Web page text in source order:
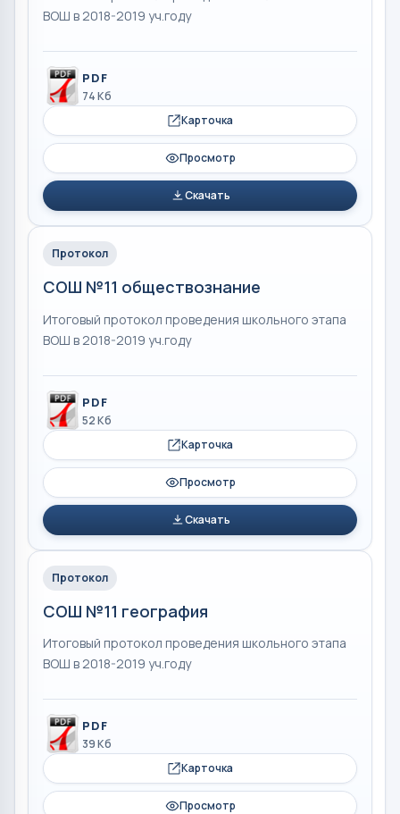
ВОШ в 2018-2019 уч.году
PDF
74 Кб
Карточка
Просмотр
Скачать
Протокол
СОШ №11 обществознание
Итоговый протокол проведения школьного этапа
ВОШ в 2018-2019 уч.году
PDF
52 Кб
Карточка
Просмотр
Скачать
Протокол
СОШ №11 география
Итоговый протокол проведения школьного этапа
ВОШ в 2018-2019 уч.году
PDF
39 Кб
Карточка
Просмотр